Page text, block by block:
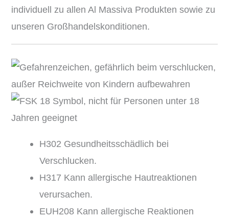
individuell zu allen Al Massiva Produkten sowie zu
unseren Großhandelskonditionen.
H302 Gesundheitsschädlich bei
Verschlucken.
H317 Kann allergische Hautreaktionen
verursachen.
EUH208 Kann allergische Reaktionen